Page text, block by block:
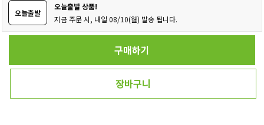
오늘출발
오늘출발 상품!
지금 주문 시, 내일 08/10(월) 발송 됩니다.
구매하기
장바구니